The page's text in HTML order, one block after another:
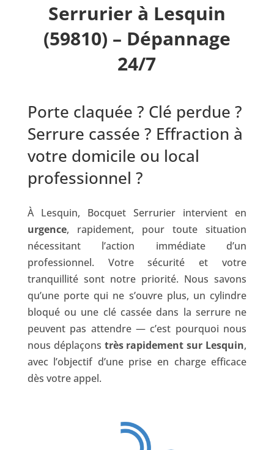
Serrurier à Lesquin
(59810) – Dépannage
24/7
Porte claquée ? Clé perdue ?
Serrure cassée ? Effraction à
votre domicile ou local
professionnel ?
À Lesquin, Bocquet Serrurier intervient en
urgence, rapidement, pour toute situation
nécessitant l’action immédiate d’un
professionnel. Votre sécurité et votre
tranquillité sont notre priorité. Nous savons
qu’une porte qui ne s’ouvre plus, un cylindre
bloqué ou une clé cassée dans la serrure ne
peuvent pas attendre — c’est pourquoi nous
nous déplaçons très rapidement sur Lesquin,
avec l’objectif d’une prise en charge efficace
dès votre appel.